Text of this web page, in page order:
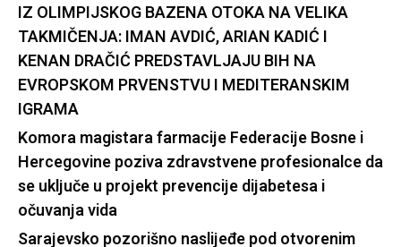
IZ OLIMPIJSKOG BAZENA OTOKA NA VELIKA
TAKMIČENJA: IMAN AVDIĆ, ARIAN KADIĆ I
KENAN DRAČIĆ PREDSTAVLJAJU BIH NA
EVROPSKOM PRVENSTVU I MEDITERANSKIM
IGRAMA
Komora magistara farmacije Federacije Bosne i
Hercegovine poziva zdravstvene profesionalce da
se uključe u projekt prevencije dijabetesa i
očuvanja vida
Sarajevsko pozorišno naslijeđe pod otvorenim